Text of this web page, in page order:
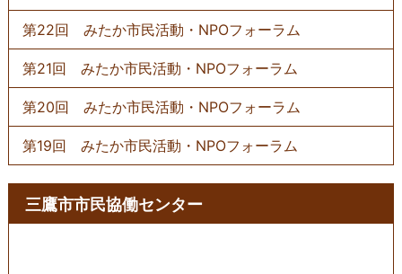
第22回 みたか市民活動・NPOフォーラム
第21回 みたか市民活動・NPOフォーラム
第20回 みたか市民活動・NPOフォーラム
第19回 みたか市民活動・NPOフォーラム
三鷹市市民協働センター